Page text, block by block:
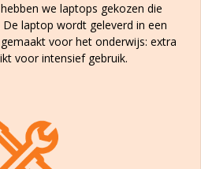
we laptops gekozen die
laptop wordt geleverd in een
voor het onderwijs: extra
voor intensief gebruik.